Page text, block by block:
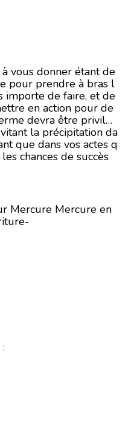
vous donner étant de
pour prendre à bras l
importe de faire, et de
en action pour de
devra être privilé
la précipitation da
que dans vos actes q
chances de succès
Mercure Mercure en